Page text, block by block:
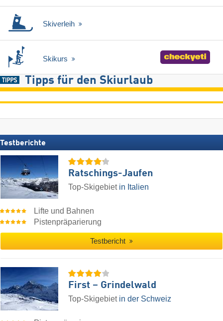
Skiverleih
Skikurs
Tipps für den Skiurlaub
Testberichte
Ratschings-Jaufen
Top-Skigebiet in Italien
Lifte und Bahnen
Pistenpräparierung
Testbericht
First – Grindelwald
Top-Skigebiet in der Schweiz